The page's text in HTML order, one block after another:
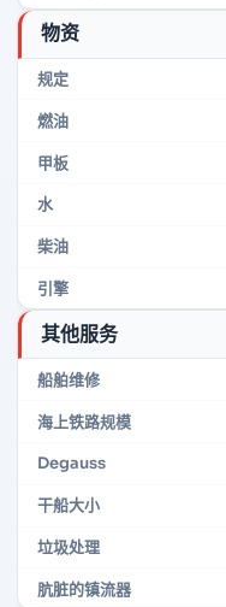
物资
规定
燃油
甲板
水
柴油
引擎
其他服务
船舶维修
海上铁路规模
Degauss
干船大小
垃圾处理
肮脏的镇流器